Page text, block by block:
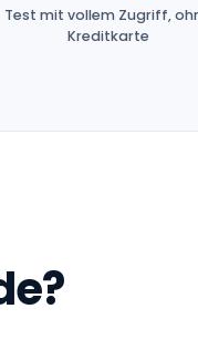
Test mit vollem Zugriff,
Kreditkarte